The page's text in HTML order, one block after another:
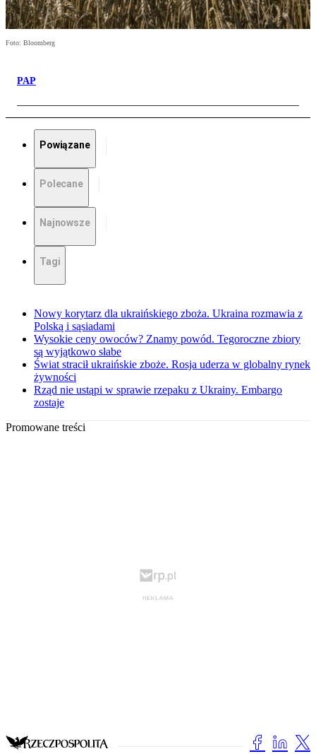
Foto: Bloomberg
PAP
Powiązane
Polecane
Najnowsze
Tagi
Nowy korytarz dla ukraińskiego zboża. Ukraina rozmawia z
Polską i sąsiadami
Wysokie ceny owoców? Znamy powód. Tegoroczne zbiory
są wyjątkowo słabe
Świat stracił ukraińskie zboże. Rosja uderza w globalny rynek
żywności
Rząd nie ustąpi w sprawie rzepaku z Ukrainy. Embargo
zostaje
Promowane treści